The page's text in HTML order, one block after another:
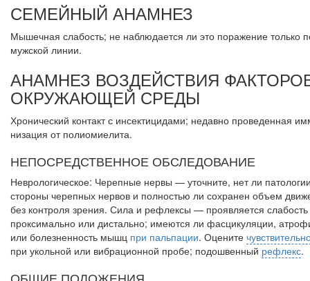
СЕМЕЙНЫЙ АНАМНЕЗ
Мышечная слабость; не наблюдается ли это поражение только
мужской линии.
АНАМНЕЗ ВОЗДЕЙСТВИЯ
ОКРУЖАЮЩЕЙ СРЕДЫ
Хронический контакт с инсектицидами; недавно проведенная
низация от полиомиелита.
НЕПОСРЕДСТВЕННОЕ ОБСЛЕДОВАНИЕ
Неврологическое: Черепные нервы — уточните, нет ли
стороны черепных нервов и полностью ли сохранен объем
без кон­троля зрения. Сила и рефлексы — проявляется слабость
проксимально или дистально; имеются ли фасцикуляции,
или болезнен­ность мышц при пальпации. Оцените
при укольной или вибрационной пробе; подошвенный рефлекс.